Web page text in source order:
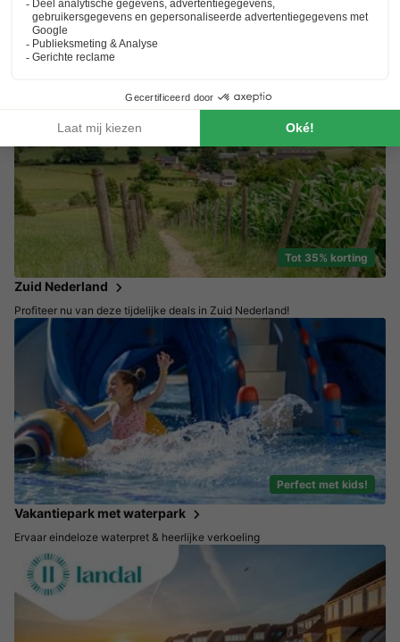
Weg in september
Tot 35% korting
Zuid Nederland
Profiteer nu van deze tijdelijke deals in Zuid Nederland!
Perfect met kids!
Vakantiepark met waterpark
Ervaar eindeloze waterpret & heerlijke verkoeling